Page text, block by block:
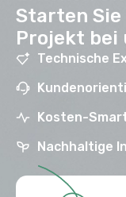
Starten
Projekt bei
Technische
Kosten-
Nachhaltige